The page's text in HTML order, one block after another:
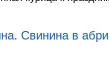
Свинина в